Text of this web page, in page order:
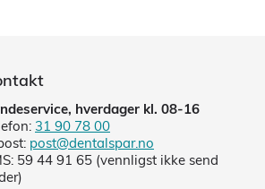
hverdager kl. 08-16
31 90 78 00
post@dentalspar.no
59 44 91 65 (vennligst ikke send